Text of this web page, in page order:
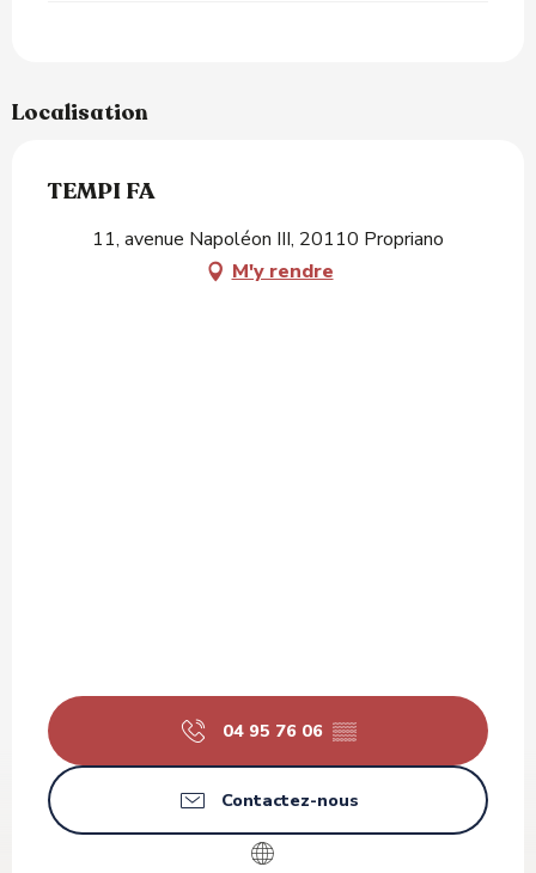
Localisation
TEMPI FA
11, avenue Napoléon III, 20110 Propriano
M'y rendre
04 95 76 06 ▒▒
Contactez-nous